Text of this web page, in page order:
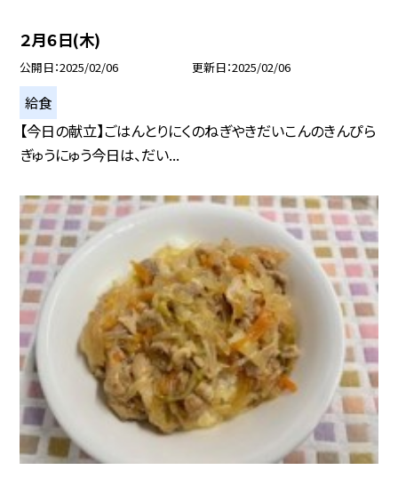
２月６日(木)
公開日 2025/02/06 更新日 2025/02/06
給食
【今日の献立】ごはんとりにくのねぎやきだいこんのきんぴら
ぎゅうにゅう今日は、だい...